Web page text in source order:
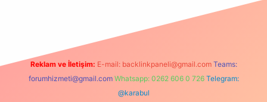
Reklam ve İletişim: E-mail: backlinkpaneli@gmail.com Teams:
forumhizmeti@gmail.com Whatsapp: 0262 606 0 726 Telegram:
@karabul